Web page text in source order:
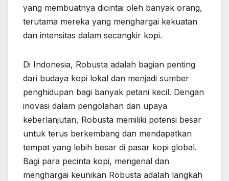
yang membuatnya dicintai oleh banyak orang,
terutama mereka yang menghargai kekuatan
dan intensitas dalam secangkir kopi.
Di Indonesia, Robusta adalah bagian penting
dari budaya kopi lokal dan menjadi sumber
penghidupan bagi banyak petani kecil. Dengan
inovasi dalam pengolahan dan upaya
keberlanjutan, Robusta memiliki potensi besar
untuk terus berkembang dan mendapatkan
tempat yang lebih besar di pasar kopi global.
Bagi para pecinta kopi, mengenal dan
menghargai keunikan Robusta adalah langkah